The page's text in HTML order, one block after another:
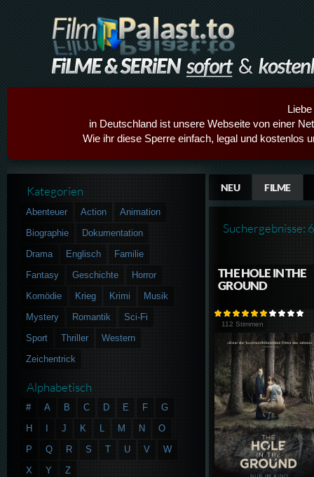
in Deutschland ist unsere Webseite von einer
Wie ihr diese Sperre einfach, legal und kostenlos
NEU FILME
Suchergebnisse: 6
THE HOLE IN THE
GROUND
112 Stimmen
Kategorien
Abenteuer Action
Animation
Biographie
Dokumentation
Drama
Englisch
Familie
Fantasy
Geschichte
Horror
Komödie
Krieg Krimi
Musik
Mystery
Romantik
Sci-Fi
Sport
Thriller
Western
Zeichentrick
Alphabetisch
# A B C D E F
G
H
J K L M N
O
P
Q R S T U V
W
X
Y Z